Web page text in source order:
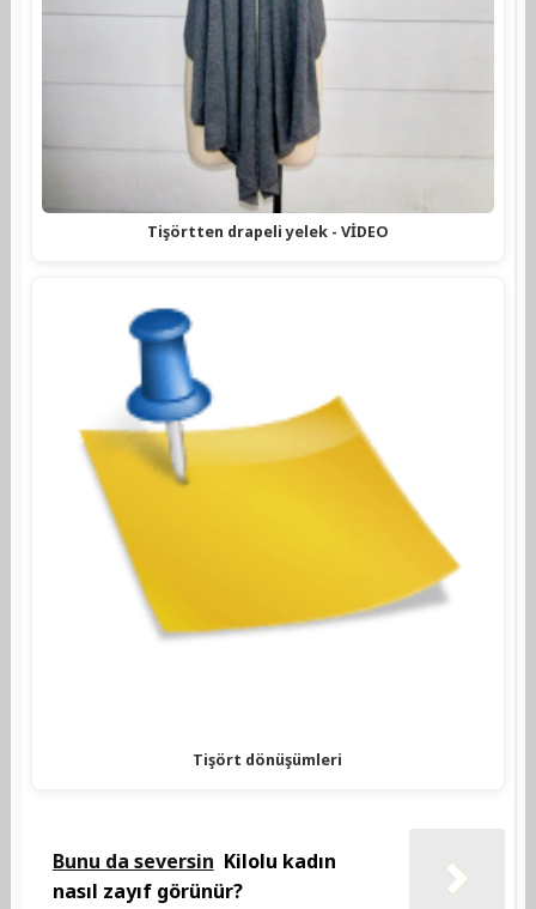
Tişörtten drapeli yelek - VİDEO
Tişört dönüşümleri
Bunu da seversin Kilolu kadın
nasıl zayıf görünür?